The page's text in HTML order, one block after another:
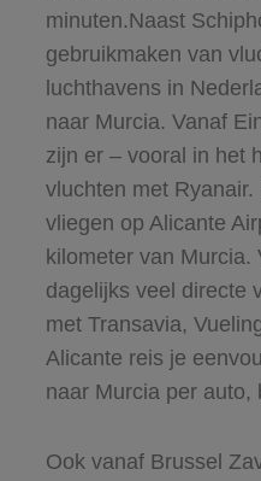
minuten.Naast
gebruikmaken van
luchthavens in
naar Murcia. Vanaf
zijn er – vooral in het
vluchten met
vliegen op Alicante
kilometer van Murcia.
dagelijks veel directe
met Transavia,
Alicante reis je
naar Murcia per auto,
Ook vanaf Brussel